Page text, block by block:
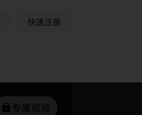
快速注册
专属视频